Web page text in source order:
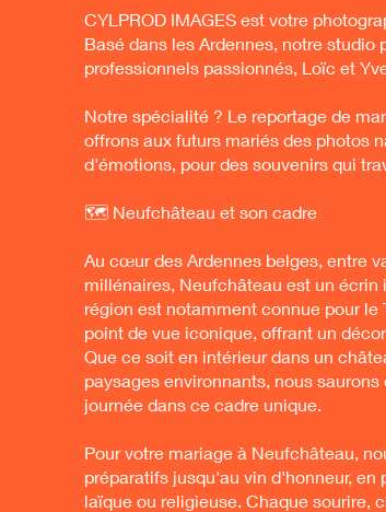
CYLPROD IMAGES est votre
Basé dans les Ardennes, notre studio
professionnels passionnés, Loïc et
Notre spécialité ? Le reportage de
offrons aux futurs mariés des photos
d'émotions, pour des souvenirs qui
🗺️ Neufchâteau et son cadre
Au cœur des Ardennes belges, entre
millénaires, Neufchâteau est un écrin
région est notamment connue pour le
point de vue iconique, offrant un
Que ce soit en intérieur dans un
paysages environnants, nous
journée dans ce cadre unique.
Pour votre mariage à Neufchâteau,
préparatifs jusqu'au vin d'honneur,
laïque ou religieuse. Chaque sourire,